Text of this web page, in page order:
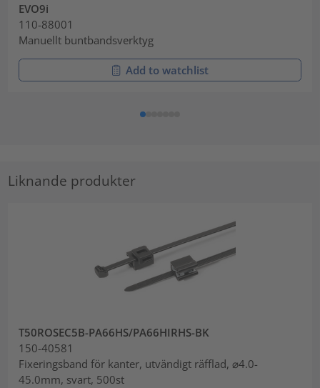
EVO9i
110-88001
Manuellt buntbandsverktyg
Add to watchlist
Liknande produkter
T50ROSEC5B-PA66HS/PA66HIRHS-BK
150-40581
Fixeringsband för kanter, utvändigt räfflad, ⌀4.0-
45.0mm, svart, 500st